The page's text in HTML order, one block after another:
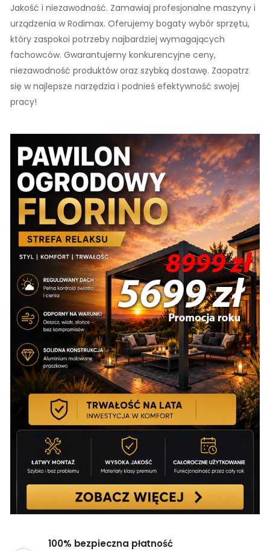
Jakość i niezawodność. Zamawiaj profesjonalne maszyny i
urządzenia w Rodimax. Oferujemy bogaty wybór sprzętu,
który zaspokoi potrzeby najbardziej wymagających
fachowców. Gwarantujemy konkurencyjne ceny,
niezawodność produktów oraz szybką dostawę. Zaopatrz
się w najlepsze narzędzia i podnieś efektywność swojej
pracy!
100% bezpieczna płatność